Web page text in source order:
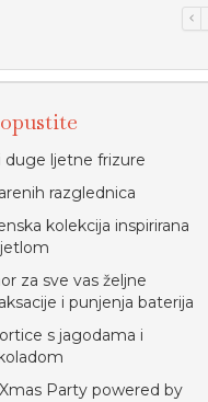
duge ljetne frizure
razglednica
kolekcija inspirirana
za sve vas željne
i punjenja baterija
s jagodama i
Party powered by